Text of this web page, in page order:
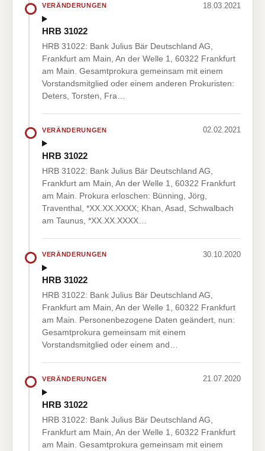
VERÄNDERUNGEN 18.03.2021
HRB 31022
HRB 31022: Bank Julius Bär Deutschland AG,
Frankfurt am Main, An der Welle 1, 60322 Frankfurt
am Main. Gesamtprokura gemeinsam mit einem
Vorstandsmitglied oder einem anderen Prokuristen:
Deters, Torsten, Fra…
VERÄNDERUNGEN 02.02.2021
HRB 31022
HRB 31022: Bank Julius Bär Deutschland AG,
Frankfurt am Main, An der Welle 1, 60322 Frankfurt
am Main. Prokura erloschen: Bünning, Jörg,
Traventhal, *XX.XX.XXXX; Khan, Asad, Schwalbach
am Taunus, *XX.XX.XXXX…
VERÄNDERUNGEN 30.10.2020
HRB 31022
HRB 31022: Bank Julius Bär Deutschland AG,
Frankfurt am Main, An der Welle 1, 60322 Frankfurt
am Main. Personenbezogene Daten geändert, nun:
Gesamtprokura gemeinsam mit einem
Vorstandsmitglied oder einem and…
VERÄNDERUNGEN 21.07.2020
HRB 31022
HRB 31022: Bank Julius Bär Deutschland AG,
Frankfurt am Main, An der Welle 1, 60322 Frankfurt
am Main. Gesamtprokura gemeinsam mit einem